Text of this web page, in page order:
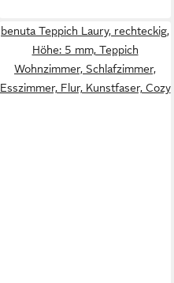
benuta Teppich Laury, rechteckig,
Höhe: 5 mm, Teppich
Wohnzimmer, Schlafzimmer,
Esszimmer, Flur, Kunstfaser, Cozy